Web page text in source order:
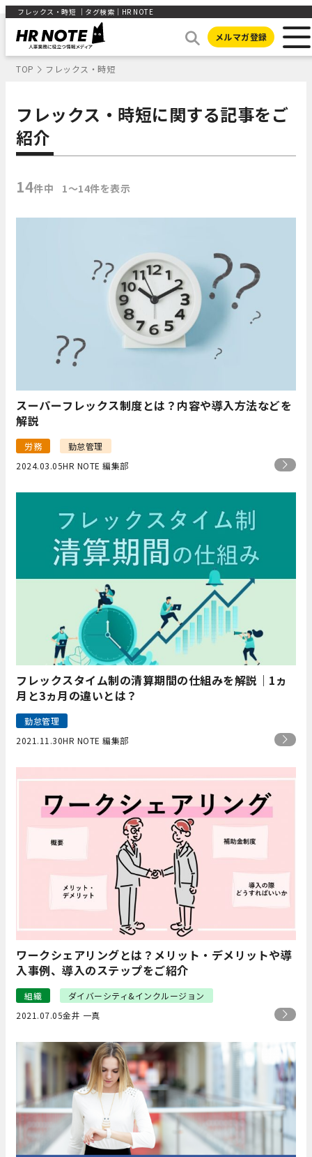
フレックス・時短 ｜タグ検索｜HR NOTE
メルマガ登録
TOP フレックス・時短
フレックス・時短に関する記事をご
紹介
14件中 1〜14件を表示
スーパーフレックス制度とは？内容や導入方法などを
解説
労務
勤怠管理
2024.03.05HR NOTE 編集部
フレックスタイム制の清算期間の仕組みを解説｜1ヵ
月と3ヵ月の違いとは？
勤怠管理
2021.11.30HR NOTE 編集部
ワークシェアリングとは？メリット・デメリットや導
入事例、導入のステップをご紹介
組織
ダイバーシティ&インクルージョン
2021.07.05金井 一真